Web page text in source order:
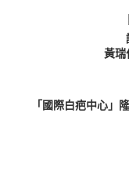
黃瑞
「國際白疤中心」